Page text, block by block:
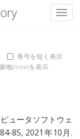
巻号を短く表示
地(note)を表示
ュータソフトウェ
85, 2021年10月.